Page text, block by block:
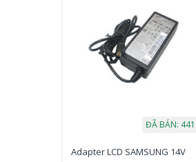
ĐÃ BÁN: 441
Adapter LCD SAMSUNG 14V